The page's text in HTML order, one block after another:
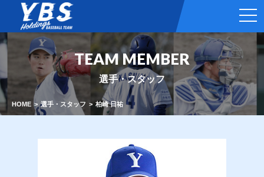
TEAM MEMBER
選手・スタッフ
HOME 選手・スタッフ 柏崎 日祐
t
o
g
v
i
g